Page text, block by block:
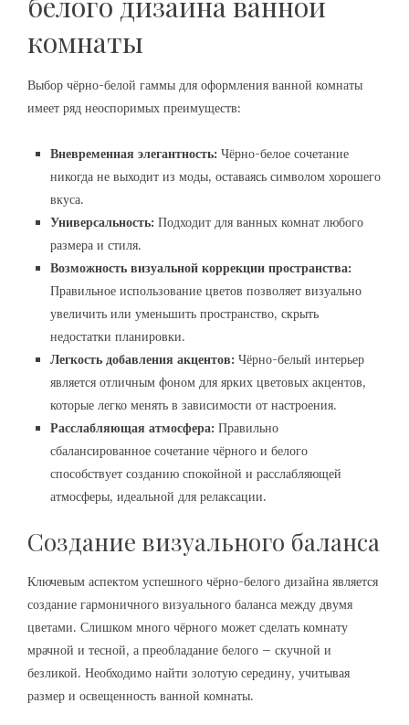
комнаты
Выбор чёрно-белой гаммы для оформления ванной комнаты
имеет ряд неоспоримых преимуществ:
Вневременная элегантность: Чёрно-белое сочетание
никогда не выходит из моды, оставаясь символом хорошего
вкуса.
Универсальность: Подходит для ванных комнат любого
размера и стиля.
Возможность визуальной коррекции пространства:
Правильное использование цветов позволяет визуально
увеличить или уменьшить пространство, скрыть
недостатки планировки.
Легкость добавления акцентов: Чёрно-белый интерьер
является отличным фоном для ярких цветовых акцентов,
которые легко менять в зависимости от настроения.
Расслабляющая атмосфера: Правильно
сбалансированное сочетание чёрного и белого
способствует созданию спокойной и расслабляющей
атмосферы, идеальной для релаксации.
Создание визуального баланса
Ключевым аспектом успешного чёрно-белого дизайна является
создание гармоничного визуального баланса между двумя
цветами. Слишком много чёрного может сделать комнату
мрачной и тесной, а преобладание белого – скучной и
безликой. Необходимо найти золотую середину, учитывая
размер и освещенность ванной комнаты.